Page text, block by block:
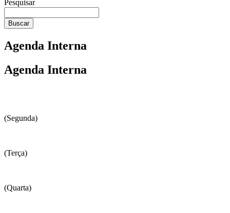
Pesquisar
Buscar
Agenda Interna
Agenda Interna
(Segunda)
(Terça)
(Quarta)